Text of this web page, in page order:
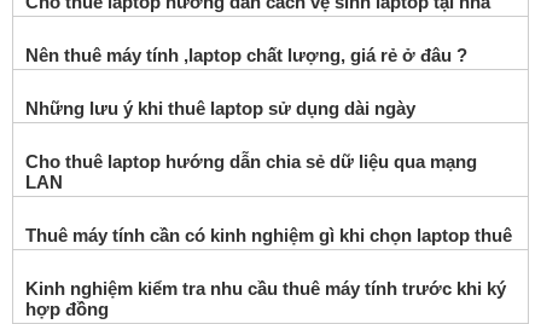
Nên thuê máy tính ,laptop chất lượng, giá rẻ ở đâu ?
Những lưu ý khi thuê laptop sử dụng dài ngày
Cho thuê laptop hướng dẫn chia sẻ dữ liệu qua mạng
LAN
Thuê máy tính cần có kinh nghiệm gì khi chọn laptop thuê
Kinh nghiệm kiểm tra nhu cầu thuê máy tính trước khi ký
hợp đồng